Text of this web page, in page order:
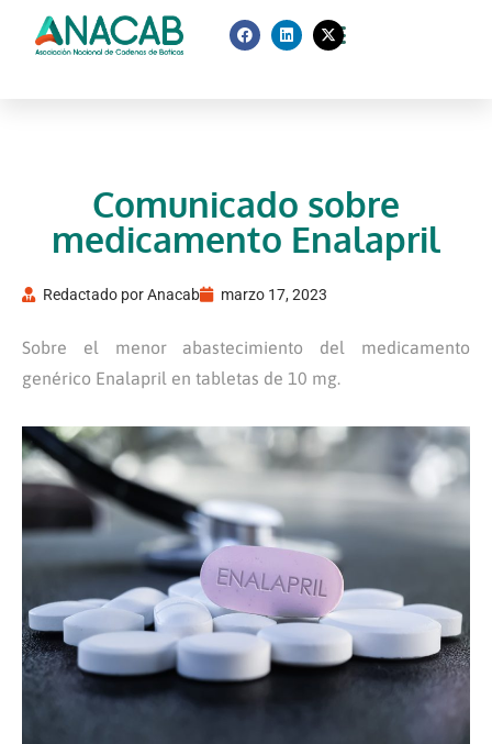
Comunicado sobre
medicamento Enalapril
Redactado porAnacab marzo 17, 2023
Sobre el menor abastecimiento del medicamento
genérico Enalapril en tabletas de 10 mg.